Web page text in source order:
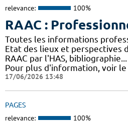
relevance: 100%
RAAC :
Toutes les informations
Etat des lieux et perspectives
RAAC par l'HAS,
Pour plus d'information, voir le
17/06/2026 13:48
PAGES
relevance: 100%